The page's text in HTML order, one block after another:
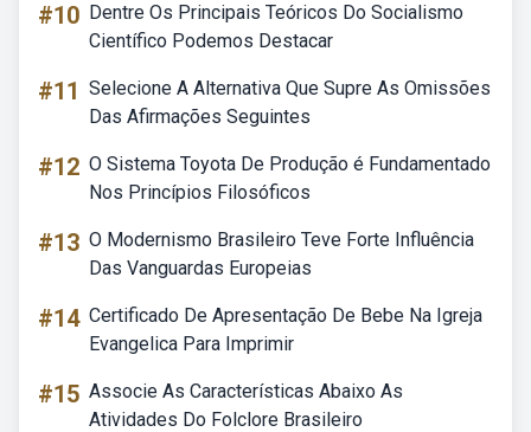
#10 Dentre Os Principais Teóricos Do Socialismo
Científico Podemos Destacar
#11 Selecione A Alternativa Que Supre As Omissões
Das Afirmações Seguintes
#12 O Sistema Toyota De Produção é Fundamentado
Nos Princípios Filosóficos
#13 O Modernismo Brasileiro Teve Forte Influência
Das Vanguardas Europeias
#14 Certificado De Apresentação De Bebe Na Igreja
Evangelica Para Imprimir
#15 Associe As Características Abaixo As
Atividades Do Folclore Brasileiro